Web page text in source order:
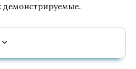
демонстрируемые.